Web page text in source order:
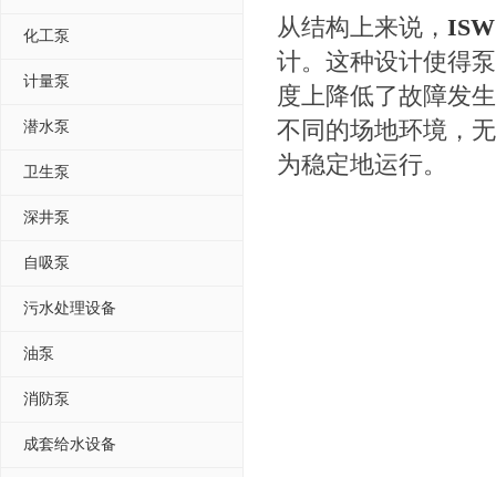
化工泵
计量泵
潜水泵
卫生泵
深井泵
自吸泵
污水处理设备
油泵
消防泵
成套给水设备
从结构上来说，
计。这种设计使得
度上降低了故障发
不同的场地环境，
为稳定地运行。